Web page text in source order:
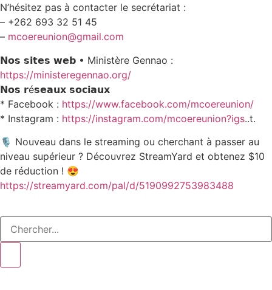
N’hésitez pas à contacter le secrétariat :
– +262 693 32 51 45
– mcoereunion@gmail.com
𝗡𝗼𝘀 𝘀𝗶𝘁𝗲𝘀 𝘄𝗲𝗯 • Ministère Gennao :
https://ministeregennao.org/
𝗡𝗼𝘀 𝗿é𝘀𝗲𝗮𝘂𝘅 𝘀𝗼𝗰𝗶𝗮𝘂𝘅
* Facebook : https://www.facebook.com/mcoereunion/
* ⁠Instagram : https://instagram.com/mcoereunion?igs..t.
🎙️ Nouveau dans le streaming ou cherchant à passer au
niveau supérieur ? Découvrez StreamYard et obtenez $10
de réduction ! 😍
https://streamyard.com/pal/d/5190992753983488